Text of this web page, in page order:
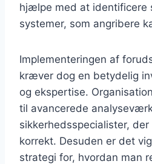
hjælpe med at identificere
systemer, som angribere
Implementeringen af
kræver dog en betydelig
og ekspertise.
til avancerede
sikkerhedsspecialister,
korrekt. Desuden er det
strategi for, hvordan man